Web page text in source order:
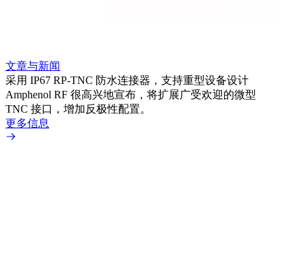
文章与新闻
采用 IP67 RP-TNC 防水连接器，支持重型设备设计
Amphenol RF 很高兴地宣布，将扩展广受欢迎的微型
TNC 接口，增加反极性配置。
更多信息